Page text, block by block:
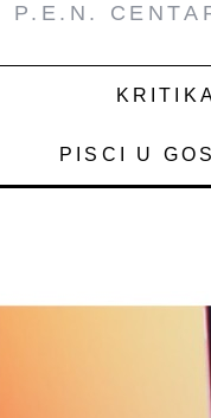
P.E.N.
PISCI U